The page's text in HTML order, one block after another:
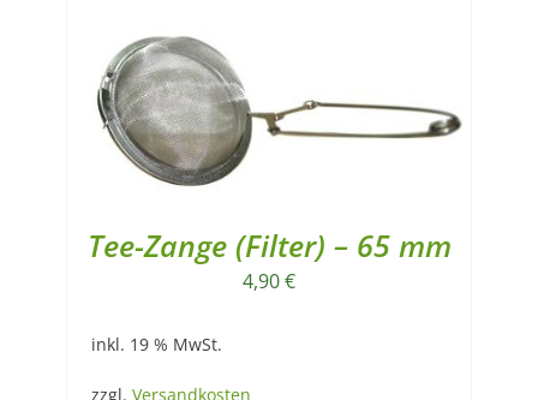
Tee-Zange (Filter) – 65 mm
4,90€
inkl. 19 % MwSt.
zzgl. Versandkosten